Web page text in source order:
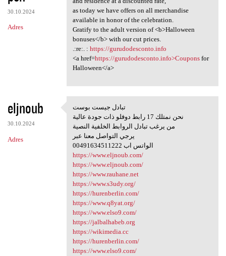
30.10.2024
Adres
as today we have offers on all merchandise
available in honor of the celebration.
Gratify to the adult version of <b>Halloween
bonuses</b> with our cut prices.
.:re:. : https://gurudodesconto.info
<a href=https://gurudodesconto.info>Couponsfor
Halloween</a>
eljnoub
30.10.2024
Adres
تبادل جيست بوست
تبادل جيست بوست
نحن نمتلك 17 رابط دوفلو ذات جودة عالية
من يرغب تبادل الروابط الخلفية النصية
يرجي التواصل معنا عبر
00491634511222 الواتس اب
https://www.eljnoub.com/
https://www.eljnoub.com/
https://www.rauhane.net
https://www.s3udy.org/
https://hurenberlin.com/
https://www.q8yat.org/
https://www.elso9.com/
https://jalbalhabeb.org
https://wikimedia.cc
https://hurenberlin.com/
https://www.elso9.com/